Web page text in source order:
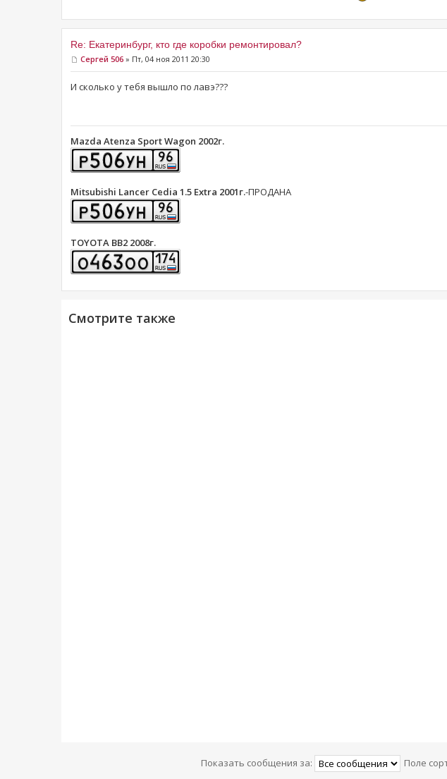
Re: Екатеринбург, кто где коробки ремонтировал?
Сергей 506 » Пт, 04 ноя 2011 20:30
И сколько у тебя вышло по лавэ???
Mazda Atenza Sport Wagon 2002г.
Mitsubishi Lancer Cedia 1.5 Extra 2001г.-ПРОДАНА
TOYOTA BB2 2008г.
Смотрите также
Показать сообщения за: Поле